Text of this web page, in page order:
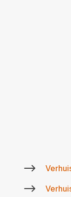
$
$